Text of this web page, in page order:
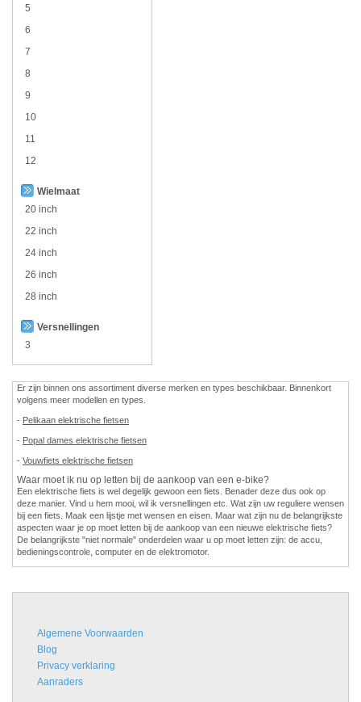
5
6
7
8
9
10
11
12
Wielmaat
20 inch
22 inch
24 inch
26 inch
28 inch
Versnellingen
3
Er zijn binnen ons assortiment diverse merken en types beschikbaar. Binnenkort
volgens meer modellen en types.
- Pelikaan elektrische fietsen
- Popal dames elektrische fietsen
- Vouwfiets elektrische fietsen
Waar moet ik nu op letten bij de aankoop van een e-bike?
Een elektrische fiets is wel degelijk gewoon een fiets. Benader deze dus ook op
deze manier. Vind u hem mooi, wil ik versnellingen etc. Wat zijn uw reguliere wensen
bij een fiets. Maak een lijstje met wensen en eisen. Maar wat zijn nu de belangrijkste
aspecten waar je op moet letten bij de aankoop van een nieuwe elektrische fiets?
De belangrijkste "niet normale" onderdelen waar u op moet letten zijn: de accu,
bedieningscontrole, computer en de elektromotor.
Algemene Voorwaarden
Blog
Privacy verklaring
Aanraders